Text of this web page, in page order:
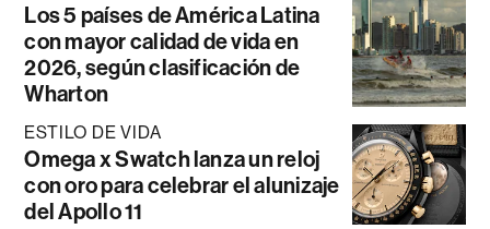
Los 5 países de América Latina
con mayor calidad de vida en
2026, según clasificación de
Wharton
ESTILO DE VIDA
Omega x Swatch lanza un reloj
con oro para celebrar el alunizaje
del Apollo 11